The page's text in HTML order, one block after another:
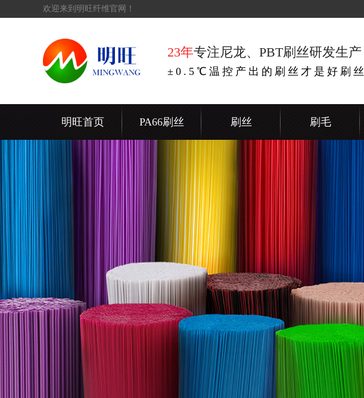
欢迎来到明旺纤维官网！
23年专注尼龙、PBT刷丝研发生产
±0.5℃温控产出的刷丝才是好刷丝
明旺首页 PA66刷丝 刷丝 刷毛